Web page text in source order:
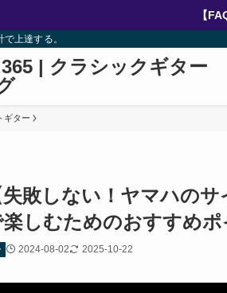
【
上達する。
| クラシックギター
ギター
失敗しない！ヤマハの
楽しむためのおすすめ
2024-08-02 2025-10-22